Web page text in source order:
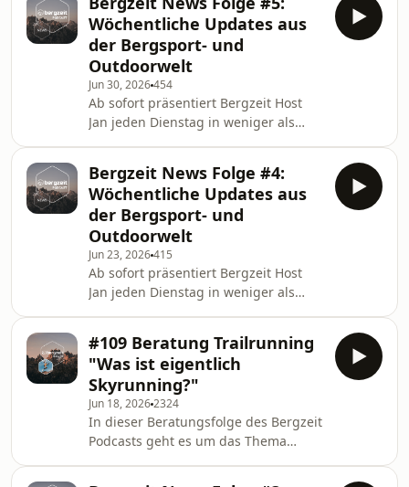
Begehungen anspruchsvoller
Mehrseillängen- und Big-Wall-
Routen, spricht Lara offen über ihr
Training, mentale Stärke und ihre
aktuellen Kletterprojekte. Ein
zentrales Thema ist dabei die Alpen-
Trilogie – bestehend aus drei der
schwierigsten Mehrseillängenroute
Wöchentliche Updates aus
der Bergsport- und
Outdoorwelt
Jun 30, 2026454
Ab sofort präsentiert Bergzeit Host
Jan jeden Dienstag in weniger als
– von wichtigen Ereignissen aus
Industrie und Handel, aktuellen
Rekorden und Wettkampfergebnissen
bis hin zu exklusiven Einblicken hinter
die Kulissen von Bergzeit.
Bergzeit News Folge #4:
Wöchentliche Updates aus
der Bergsport- und
Outdoorwelt
Jun 23, 2026415
Ab sofort präsentiert Bergzeit Host
Jan jeden Dienstag in weniger als
– von wichtigen Ereignissen aus
Industrie und Handel, aktuellen
Rekorden und Wettkampfergebnissen
bis hin zu exklusiven Einblicken hinter
die Kulissen von Bergzeit.
#109 Beratung Trailrunning
"Was ist eigentlich
Skyrunning?"
Jun 18, 20262324
In dieser Beratungsfolge des Bergzeit
Podcasts geht es um das Thema